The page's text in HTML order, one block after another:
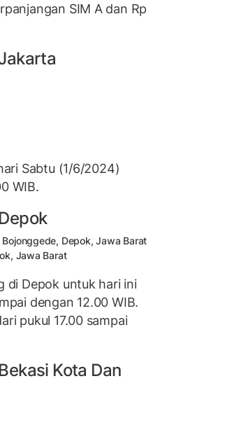
SIM A dan Rp
Sabtu (1/6/2024)
WIB.
Depok, Jawa Barat
Jawa Barat
di Depok untuk hari ini
dengan 12.00 WIB.
pukul 17.00 sampai
Kota Dan